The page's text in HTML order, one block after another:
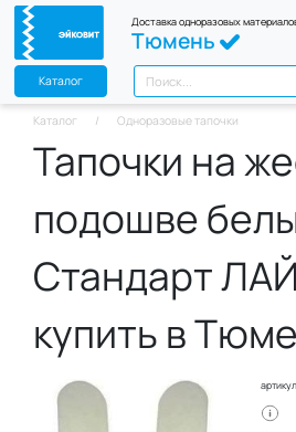
Доставка одноразовых
Тюмень
Каталог
Каталог Одноразовые тапочки
Тапочки на
подошве
Стандарт
купить в